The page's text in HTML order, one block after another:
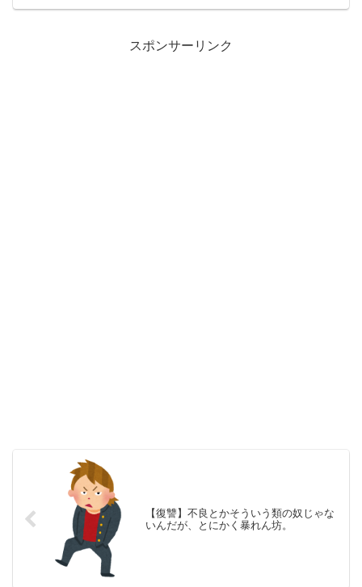
スポンサーリンク
【復讐】不良とかそういう類の奴じゃな
いんだが、とにかく暴れん坊。